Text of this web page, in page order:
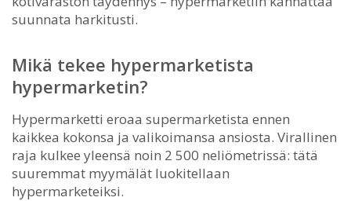
suunnata harkitusti.
Mikä tekee hypermarketista
hypermarketin?
Hypermarketti eroaa supermarketista ennen
kaikkea kokonsa ja valikoimansa ansiosta. Virallinen
raja kulkee yleensä noin 2 500 neliömetrissä: tätä
suuremmat myymälät luokitellaan
hypermarketeiksi.